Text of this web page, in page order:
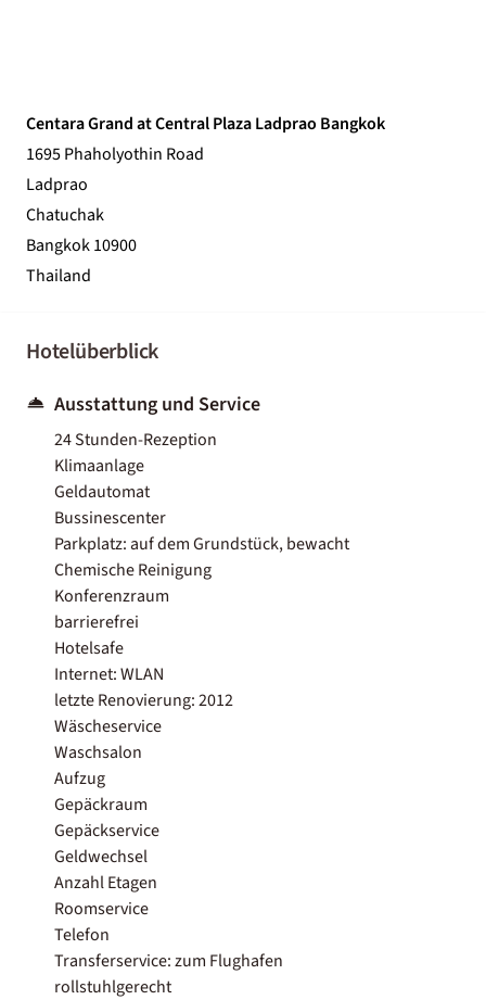
Centara Grand at Central Plaza Ladprao Bangkok
1695 Phaholyothin Road
Ladprao
Chatuchak
Bangkok 10900
Thailand
Hotelüberblick
Ausstattung und Service
24 Stunden-Rezeption
Klimaanlage
Geldautomat
Bussinescenter
Parkplatz: auf dem Grundstück, bewacht
Chemische Reinigung
Konferenzraum
barrierefrei
Hotelsafe
Internet: WLAN
letzte Renovierung: 2012
Wäscheservice
Waschsalon
Aufzug
Gepäckraum
Gepäckservice
Geldwechsel
Anzahl Etagen
Roomservice
Telefon
Transferservice: zum Flughafen
rollstuhlgerecht